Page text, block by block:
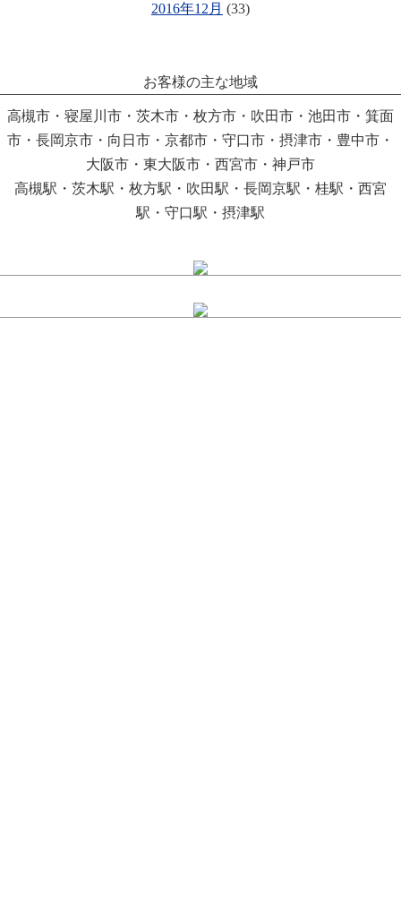
2016年12月 (33)
お客様の主な地域
高槻市・寝屋川市・茨木市・枚方市・吹田市・池田市・箕面
市・長岡京市・向日市・京都市・守口市・摂津市・豊中市・
大阪市・東大阪市・西宮市・神戸市
高槻駅・茨木駅・枚方駅・吹田駅・長岡京駅・桂駅・西宮
駅・守口駅・摂津駅